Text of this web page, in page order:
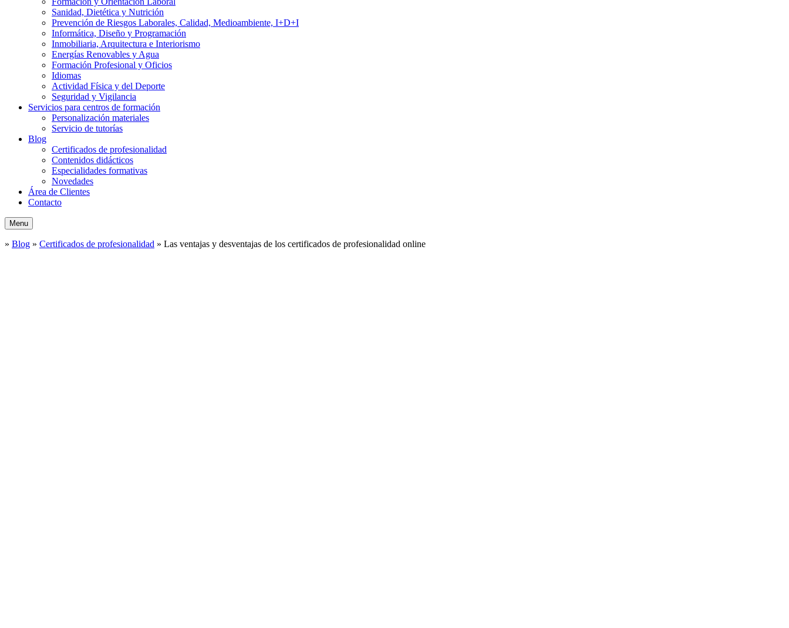
Sanidad, Dietética y Nutrición
Prevención de Riesgos Laborales, Calidad, Medioambiente, I+D+I
Informática, Diseño y Programación
Inmobiliaria, Arquitectura e Interiorismo
Energías Renovables y Agua
Formación Profesional y Oficios
Idiomas
Actividad Física y del Deporte
Seguridad y Vigilancia
Servicios para centros de formación
Personalización materiales
Servicio de tutorías
Blog
Certificados de profesionalidad
Contenidos didácticos
Especialidades formativas
Novedades
Área de Clientes
Contacto
Menu
» Blog » Certificados de profesionalidad » Las ventajas y desventajas de los certificados de profesionalidad online